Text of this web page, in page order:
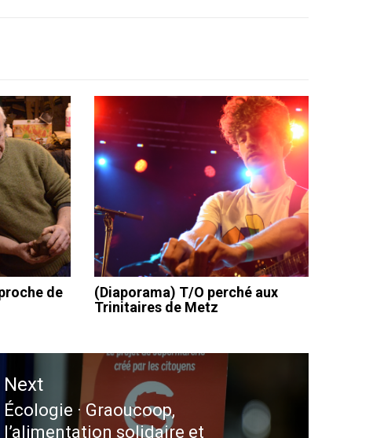
de
(Diaporama) T/O perché aux
Trinitaires de Metz
Next
Next
Écologie · Graoucoop,
l’alimentation solidaire et